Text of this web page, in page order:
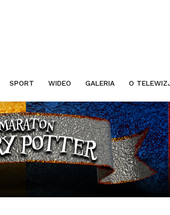
SPORT WIDEO GALERIA O